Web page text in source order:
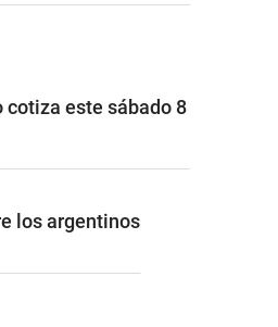
cotiza este sábado 8
los argentinos